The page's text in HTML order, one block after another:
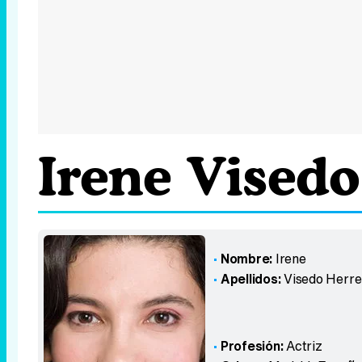
Irene Visedo
Nombre: Irene
Apellidos:Visedo
Profesión:Actriz